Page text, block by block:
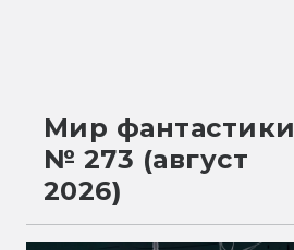
Мир фантастики
№ 273 (август
2026)